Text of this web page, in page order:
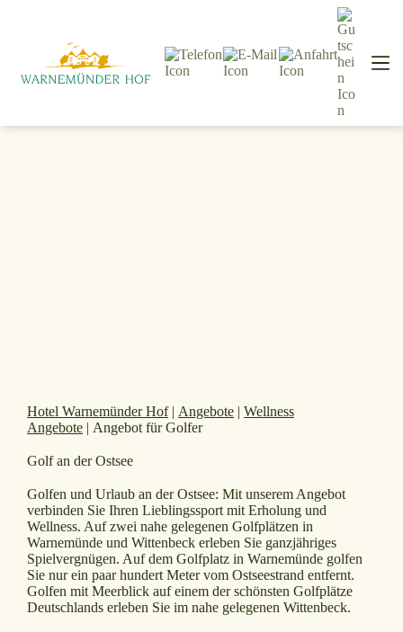
Hotel Warnemünder Hof| Angebote | Wellness
Angebote | Angebot für Golfer
Golf an der Ostsee
Golfen und Urlaub an der Ostsee: Mit unserem Angebot
verbinden Sie Ihren Lieblingssport mit Erholung und
Wellness. Auf zwei nahe gelegenen Golfplätzen in
Warnemünde und Wittenbeck erleben Sie ganzjähriges
Spielvergnügen. Auf dem Golfplatz in Warnemünde golfen
Sie nur ein paar hundert Meter vom Ostseestrand entfernt.
Golfen mit Meerblick auf einem der schönsten Golfplätze
Deutschlands erleben Sie im nahe gelegenen Wittenbeck.